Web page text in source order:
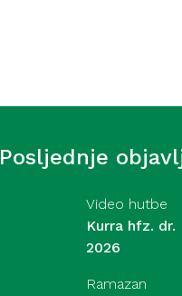
Posljednje
Video hutbe
Kurra hfz. dr.
2026
Ramazan